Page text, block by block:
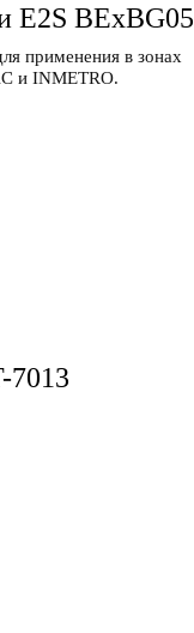
E2S BExBG05
применения в зонах
и INMETRO.
7013